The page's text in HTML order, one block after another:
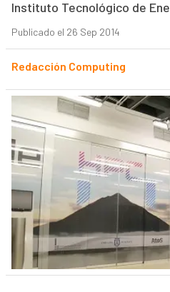
Instituto Tecnológico de
Publicado el 26 Sep 2014
Redacción Computing